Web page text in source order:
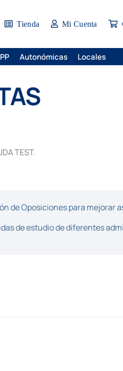
Tienda Mi Cuenta
Autonómicas Locales
TEST.
de Oposiciones para mejorar
de estudio de diferentes